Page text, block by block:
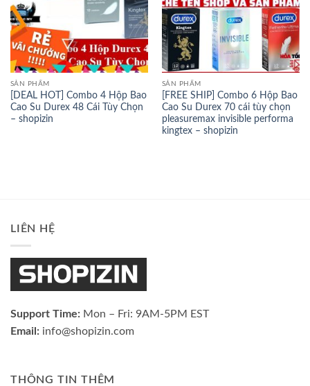
SẢN PHẨM
[DEAL HOT] Combo 4 Hộp Bao
Cao Su Durex 48 Cái Tùy Chọn
– shopizin
SẢN PHẨM
[FREE SHIP] Combo 6 Hộp Bao
Cao Su Durex 70 cái tùy chọn
pleasuremax invisible performa
kingtex – shopizin
LIÊN HỆ
Support Time: Mon – Fri: 9AM-5PM EST
Email: info@shopizin.com
THÔNG TIN THÊM